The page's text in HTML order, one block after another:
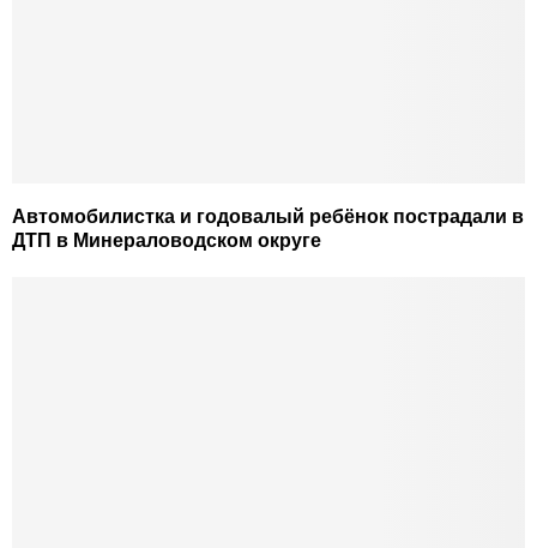
Автомобилистка и годовалый ребёнок пострадали в
ДТП в Минераловодском округе